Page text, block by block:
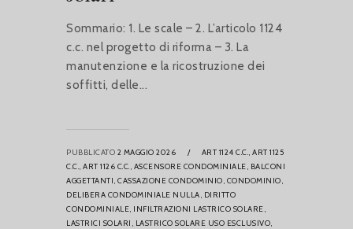
Sommario: 1. Le scale – 2. L’articolo 1124
c.c. nel progetto di riforma – 3. La
manutenzione e la ricostruzione dei
soffitti, delle...
PUBBLICATO 2 MAGGIO 2026 / ART 1124 C.C., ART 1125
C.C., ART 1126 C.C., ASCENSORE CONDOMINIALE, BALCONI
AGGETTANTI, CASSAZIONE CONDOMINIO, CONDOMINIO,
DELIBERA CONDOMINIALE NULLA, DIRITTO
CONDOMINIALE, INFILTRAZIONI LASTRICO SOLARE,
LASTRICI SOLARI,
LASTRICO SOLARE USO ESCLUSIVO,